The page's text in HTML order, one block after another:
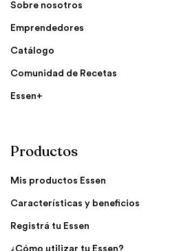
Sobre nosotros
Emprendedores
Catálogo
Comunidad de Recetas
Essen+
Productos
Mis productos Essen
Características y beneficios
Registrá tu Essen
¿Cómo utilizar tu Essen?